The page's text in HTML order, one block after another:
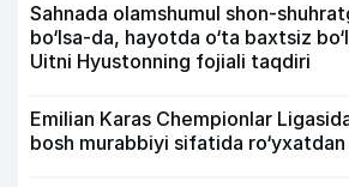
Sahnada olamshumul shon-
bo‘lsa-da, hayotda o‘ta baxtsiz
Uitni Hyustonning fojiali taqdiri
Emilian Karas Chempionlar
bosh murabbiyi sifatida ro‘yxatdan